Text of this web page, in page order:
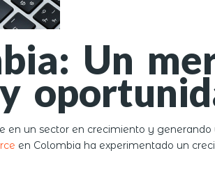
Un
en un sector en crecimiento y
en Colombia ha experimentado un